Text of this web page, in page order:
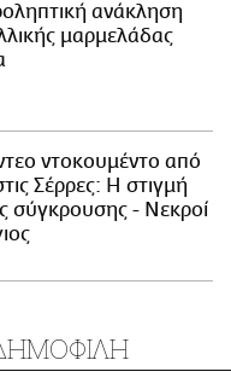
ανάκληση
μαρμελάδας
ντοκουμέντο από
Σέρρες: Η στιγμή
σύγκρουσης - Νεκροί